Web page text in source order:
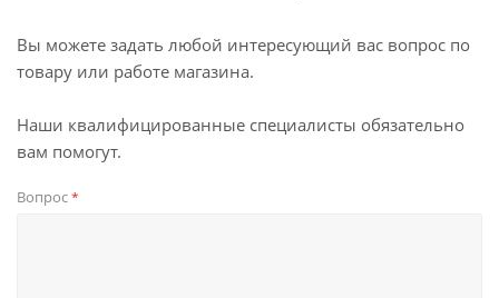
Вы можете задать любой интересующий вас вопрос по
товару или работе магазина.
Наши квалифицированные специалисты обязательно
вам помогут.
Вопрос*